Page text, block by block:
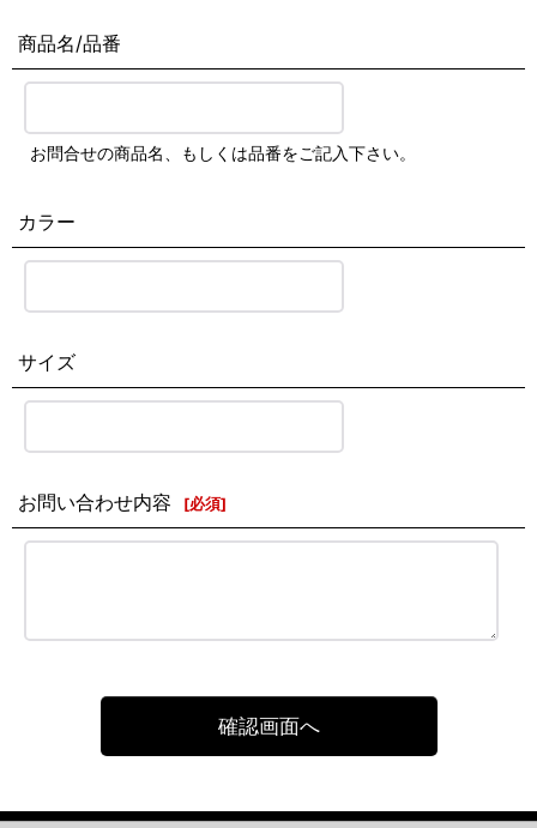
商品名/品番
お問合せの商品名、もしくは品番をご記入下さい。
カラー
サイズ
お問い合わせ内容 [必須]
確認画面へ